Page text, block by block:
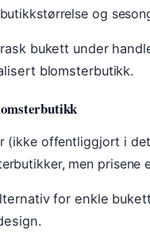
og
bukett under
blomsterbutikk.
(ikke offentliggjort i
men prisene
for enkle